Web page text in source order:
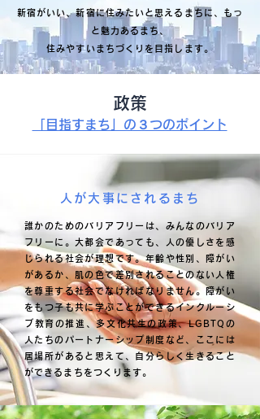
新宿がいい、新宿に住みたいと思えるまちに、もっ
と魅力あるまち、
住みやすいまちづくりを目指します。
政策
「目指すまち」の３つのポイント
人が大事にされるまち
誰かのためのバリアフリーは、みんなのバリア
フリーに。大都会であっても、人の優しさを感
じられる社会が理想です。年齢や性別、障がい
があるか、肌の色で差別されることのない人権
を尊重する社会でなければなりません。障がい
をもつ子も共に学ぶことができるインクルーシ
ブ教育の推進、多文化共生の政策、LGBTQの
人たちのパートナーシップ制度など、ここには
居場所があると思えて、自分らしく生きること
ができるまちをつくります。